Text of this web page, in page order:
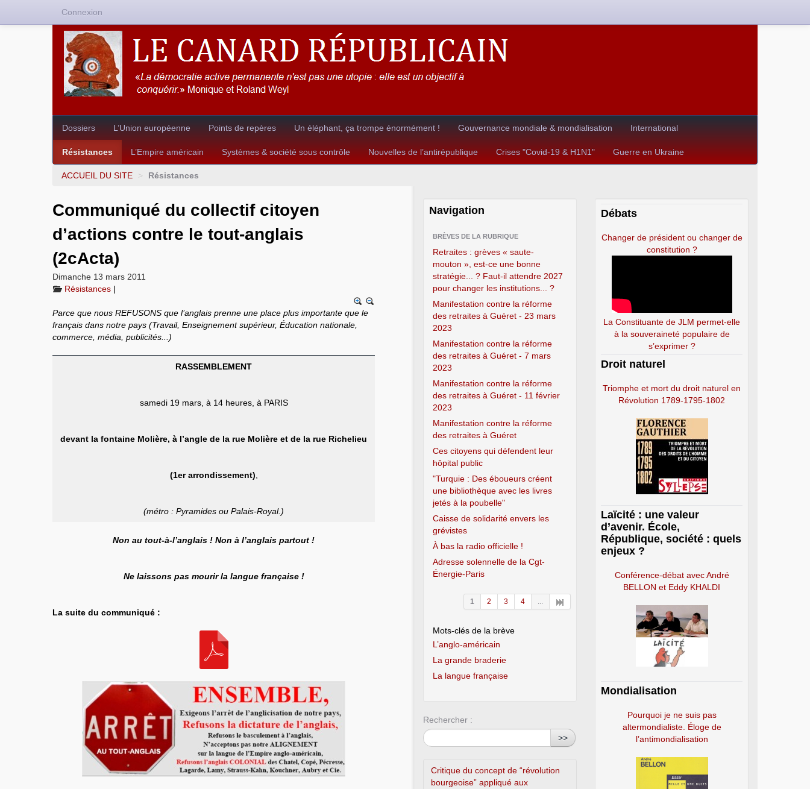
Dossiers L’Union européenne Points de repères Un éléphant, ça trompe énormément ! Gouvernance mondiale & mondialisation International
Résistances L’Empire américain Systèmes & société sous contrôle Nouvelles de l’antirépublique Crises "Covid-19 & H1N1" Guerre en Ukraine
ACCUEIL DU SITE > Résistances
Communiqué du collectif citoyen
d’actions contre le tout-anglais
(2cActa)
Dimanche 13 mars 2011
Résistances |
Parce que nous REFUSONS que l’anglais prenne une place plus importante que le
français dans notre pays (Travail, Enseignement supérieur, Éducation nationale,
commerce, média, publicités...)
RASSEMBLEMENT
samedi 19 mars, à 14 heures, à PARIS
devant la fontaine Molière, à l’angle de la rue Molière et de la rue Richelieu
(1er arrondissement)
(métro : Pyramides ou Palais-Royal.)
Non au tout-à-l’anglais ! Non à l’anglais partout !
Ne laissons pas mourir la langue française !
La suite du communiqué :
Navigation
BRÈVES DE LA RUBRIQUE
Retraites : grèves « saute-
mouton », est-ce une bonne
stratégie... ? Faut-il attendre 2027
pour changer les institutions... ?
Manifestation contre la réforme
des retraites à Guéret - 23 mars
2023
Manifestation contre la réforme
des retraites à Guéret - 7 mars
2023
Manifestation contre la réforme
des retraites à Guéret - 11 février
2023
Manifestation contre la réforme
des retraites à Guéret
Ces citoyens qui défendent leur
hôpital public
"Turquie : Des éboueurs créent
une bibliothèque avec les livres
jetés à la poubelle"
Caisse de solidarité envers les
grévistes
À bas la radio officielle !
Adresse solennelle de la Cgt-
Énergie-Paris
1 2 3 4 ...
Mots-clés de la brève
L’anglo-américain
La grande braderie
La langue française
Rechercher :
>>
Critique du concept de “révolution
bourgeoise” appliqué aux
Débats
Changer de président ou changer de
constitution ?
La Constituante de JLM permet-elle
à la souveraineté populaire de
s’exprimer ?
Droit naturel
Triomphe et mort du droit naturel en
Révolution 1789-1795-1802
Laïcité : une valeur
d’avenir. École,
République, société : quels
enjeux ?
Conférence-débat avec André
BELLON et Eddy KHALDI
Mondialisation
Pourquoi je ne suis pas
altermondialiste. Éloge de
l’antimondialisation
Connexion